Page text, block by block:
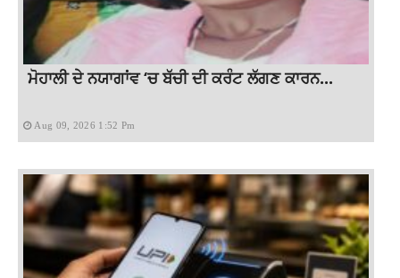
ਮੋਹਾਲੀ ਦੇ ਨਯਾਗਾਂਵ ‘ਚ ਬੱਚੀ ਦੀ ਕਰੰਟ ਲੱਗਣ ਕਾਰਨ...
Aug 09, 2026 1:52 Pm